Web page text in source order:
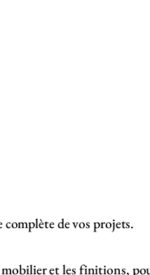
de vos projets.
mobilier et les finitions,